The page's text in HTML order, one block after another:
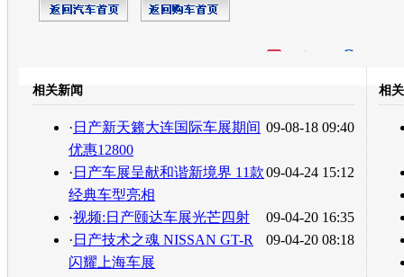
转发至：
相关新闻
09-08-18 09:40
· 日产新天籁大连国际车展期间
优惠12800
09-04-24 15:12
· 日产车展呈献和谐新境界 11款
经典车型亮相
09-04-20 16:35
·视频:日产颐达车展光芒四射
09-04-20 08:18
· 日产技术之魂 NISSAN GT-R
闪耀上海车展
相